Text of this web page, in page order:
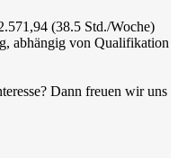
(38.5 Std./Woche)
abhängig von Qualifikation
Dann freuen wir uns